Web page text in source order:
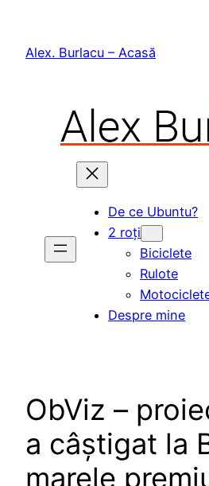
content
Alex. Burlacu – Acasă
De ce Ubuntu?
2 roți
Biciclete
Rulote
Despre mine
ObViz –
a câștigat la
marele